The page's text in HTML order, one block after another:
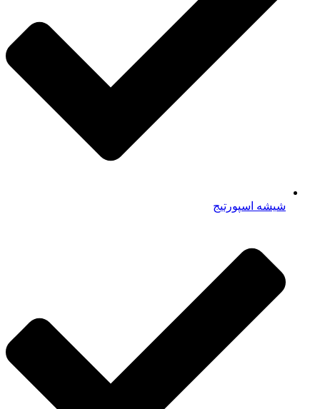
شیشه اسپورتیج